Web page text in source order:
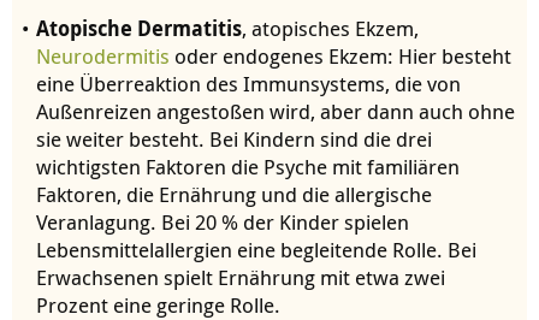
Atopische Dermatitis, atopisches Ekzem,
Neurodermitis oder endogenes Ekzem: Hier besteht
eine Überreaktion des Immunsystems, die von
Außenreizen angestoßen wird, aber dann auch ohne
sie weiter besteht. Bei Kindern sind die drei
wichtigsten Faktoren die Psyche mit familiären
Faktoren, die Ernährung und die allergische
Veranlagung. Bei 20 % der Kinder spielen
Lebensmittelallergien eine begleitende Rolle. Bei
Erwachsenen spielt Ernährung mit etwa zwei
Prozent eine geringe Rolle.